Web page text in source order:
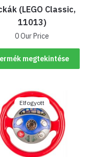
(LEGO Classic,
11013)
0 Our Price
megtekintése
Elfogyott